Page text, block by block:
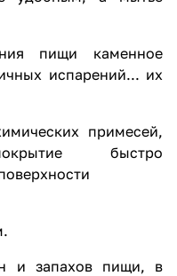
пищи каменное
испарений... их
примесей,
быстро
и запахов пищи, в